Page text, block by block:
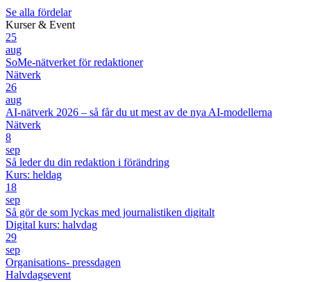
Se alla fördelar
Kurser & Event
25
aug
SoMe-nätverket för redaktioner
Nätverk
26
aug
AI-nätverk 2026 – så får du ut mest av de nya AI-modellerna
Nätverk
8
sep
Så leder du din redaktion i förändring
Kurs: heldag
18
sep
Så gör de som lyckas med journalistiken digitalt
Digital kurs: halvdag
29
sep
Organisations- pressdagen
Halvdagsevent